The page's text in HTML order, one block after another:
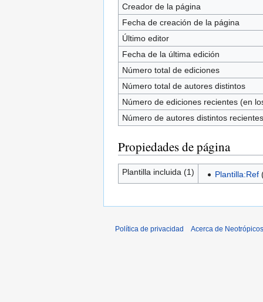
Creador de la página
Fecha de creación de la página
Último editor
Fecha de la última edición
Número total de ediciones
Número total de autores distintos
Número de ediciones recientes (en
Número de autores distintos recientes
Propiedades de página
Plantilla incluida (1) Plantilla:Ref
Política de privacidad Acerca de Neotrópicos